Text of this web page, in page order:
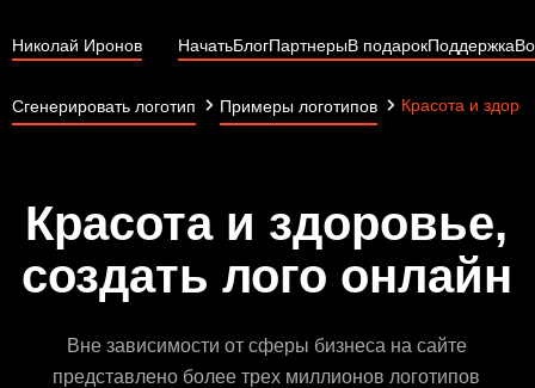
Николай Иронов НачатьБлогПартнерыВ подарокПоддержка
Сгенерировать логотип Примеры логотипов Красота и
Красота и здоровье,
создать лого онлайн
Вне зависимости от сферы бизнеса на сайте
представлено более трех миллионов логотипов